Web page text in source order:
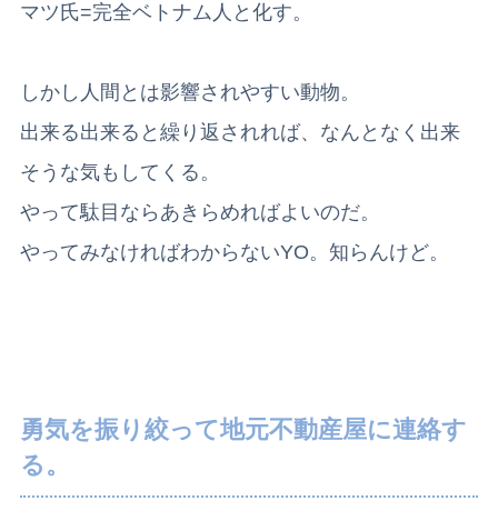
マツ氏=完全ベトナム人と化す。
しかし人間とは影響されやすい動物。
出来る出来ると繰り返されれば、なんとなく出来
そうな気もしてくる。
やって駄目ならあきらめればよいのだ。
やってみなければわからないYO。知らんけど。
勇気を振り絞って地元不動産屋に連絡す
る。